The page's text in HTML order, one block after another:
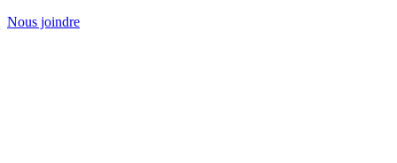
Nous joindre